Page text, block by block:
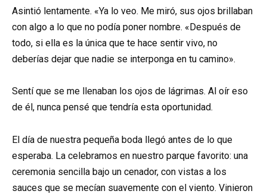
Asintió lentamente. «Ya lo veo. Me miró, sus ojos brillaban
con algo a lo que no podía poner nombre. «Después de
todo, si ella es la única que te hace sentir vivo, no
deberías dejar que nadie se interponga en tu camino».
Sentí que se me llenaban los ojos de lágrimas. Al oír eso
de él, nunca pensé que tendría esta oportunidad.
El día de nuestra pequeña boda llegó antes de lo que
esperaba. La celebramos en nuestro parque favorito: una
ceremonia sencilla bajo un cenador, con vistas a los
sauces que se mecían suavemente con el viento. Vinieron